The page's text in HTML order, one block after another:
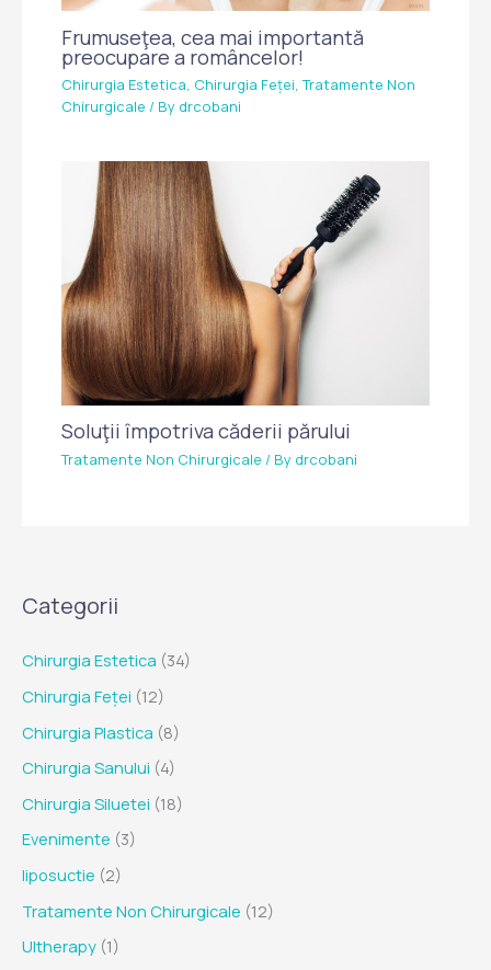
Frumuseţea, cea mai importantă
preocupare a româncelor!
Chirurgia Estetica, Chirurgia Feței,Tratamente Non
Chirurgicale / By drcobani
Soluţii împotriva căderii părului
Tratamente Non Chirurgicale / By drcobani
Categorii
Chirurgia Estetica (34)
Chirurgia Feței (12)
Chirurgia Plastica (8)
Chirurgia Sanului (4)
Chirurgia Siluetei (18)
Evenimente (3)
liposuctie (2)
Tratamente Non Chirurgicale (12)
Ultherapy (1)